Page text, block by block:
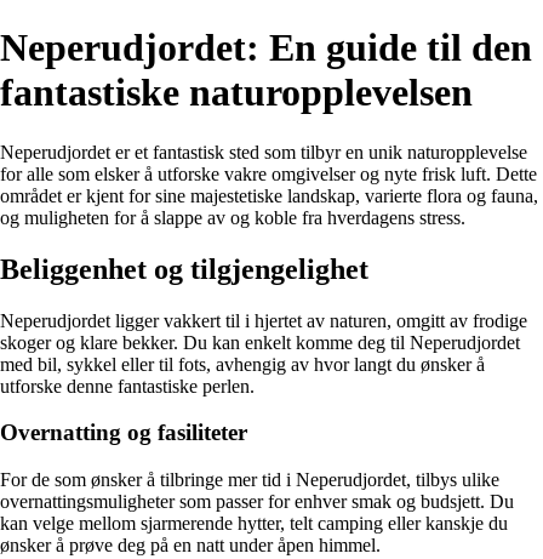
Neperudjordet: En guide til den
fantastiske naturopplevelsen
Neperudjordet er et fantastisk sted som tilbyr en unik naturopplevelse
for alle som elsker å utforske vakre omgivelser og nyte frisk luft. Dette
området er kjent for sine majestetiske landskap, varierte flora og fauna,
og muligheten for å slappe av og koble fra hverdagens stress.
Beliggenhet og tilgjengelighet
Neperudjordet ligger vakkert til i hjertet av naturen, omgitt av frodige
skoger og klare bekker. Du kan enkelt komme deg til Neperudjordet
med bil, sykkel eller til fots, avhengig av hvor langt du ønsker å
utforske denne fantastiske perlen.
Overnatting og fasiliteter
For de som ønsker å tilbringe mer tid i Neperudjordet, tilbys ulike
overnattingsmuligheter som passer for enhver smak og budsjett. Du
kan velge mellom sjarmerende hytter, telt camping eller kanskje du
ønsker å prøve deg på en natt under åpen himmel.